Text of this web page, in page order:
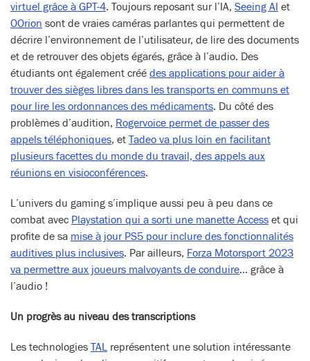
virtuel grâce à GPT-4. Toujours reposant sur l’IA, Seeing AI et
OOrion sont de vraies caméras parlantes qui permettent de
décrire l’environnement de l’utilisateur, de lire des documents
et de retrouver des objets égarés, grâce à l’audio. Des
étudiants ont également créé des applications pour aider à
trouver des sièges libres dans les transports en communs et
pour lire les ordonnances des médicaments. Du côté des
problèmes d’audition, Rogervoice permet de passer des
appels téléphoniques, et Tadeo va plus loin en facilitant
plusieurs facettes du monde du travail, des appels aux
réunions en visioconférences.
L’univers du gaming s’implique aussi peu à peu dans ce
combat avec Playstation qui a sorti une manette Access et qui
profite de sa mise à jour PS5 pour inclure des fonctionnalités
auditives plus inclusives. Par ailleurs, Forza Motorsport 2023
va permettre aux joueurs malvoyants de conduire… grâce à
l’audio !
Un progrès au niveau des transcriptions
Les technologies TAL représentent une solution intéressante